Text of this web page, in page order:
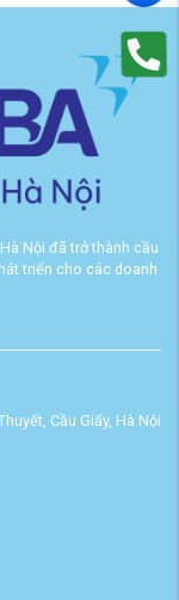
Nội đã trở thành cầu
triển cho các doanh
Cầu Giấy, Hà Nội